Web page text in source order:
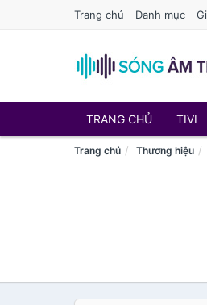
Trang chủ Danh mục
TRANG CHỦ TIVI
Trang chủ Thương hiệu